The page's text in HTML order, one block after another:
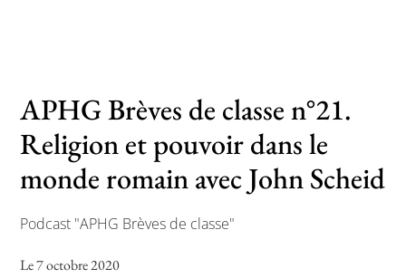
APHG Brèves de classe n°21.
Religion et pouvoir dans le
monde romain avec John Scheid
Podcast "APHG Brèves de classe"
Le 7 octobre 2020